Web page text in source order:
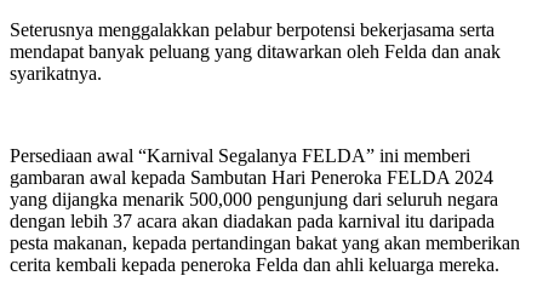
Seterusnya menggalakkan pelabur berpotensi bekerjasama serta
mendapat banyak peluang yang ditawarkan oleh Felda dan anak
syarikatnya.
Persediaan awal “Karnival Segalanya FELDA” ini memberi
gambaran awal kepada Sambutan Hari Peneroka FELDA 2024
yang dijangka menarik 500,000 pengunjung dari seluruh negara
dengan lebih 37 acara akan diadakan pada karnival itu daripada
pesta makanan, kepada pertandingan bakat yang akan memberikan
cerita kembali kepada peneroka Felda dan ahli keluarga mereka.